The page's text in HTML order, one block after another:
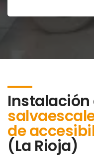
Instalación
de
(La Rioja)